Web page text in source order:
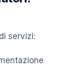
servizi: